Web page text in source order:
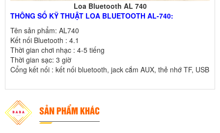
Loa Bluetooth AL 740
THÔNG SỐ KỸ THUẬT LOA BLUETOOTH AL-740:
Tên sản phẩm: AL740
Kết nối Bluetooth : 4.1
Thời gian chơi nhạc : 4-5 tiếng
Thời gian sạc: 3 giờ
Cổng kết nối : kết nối bluetooth, jack cắm AUX, thẻ nhớ TF, USB
SẢN PHẨM KHÁC